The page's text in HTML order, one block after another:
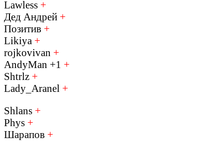
Lawless +
Дед Андрей +
Позитив +
Likiya +
rojkovivan +
AndyMan +1 +
Shtrlz +
Lady_Aranel +
Shlans +
Phys +
Шарапов +